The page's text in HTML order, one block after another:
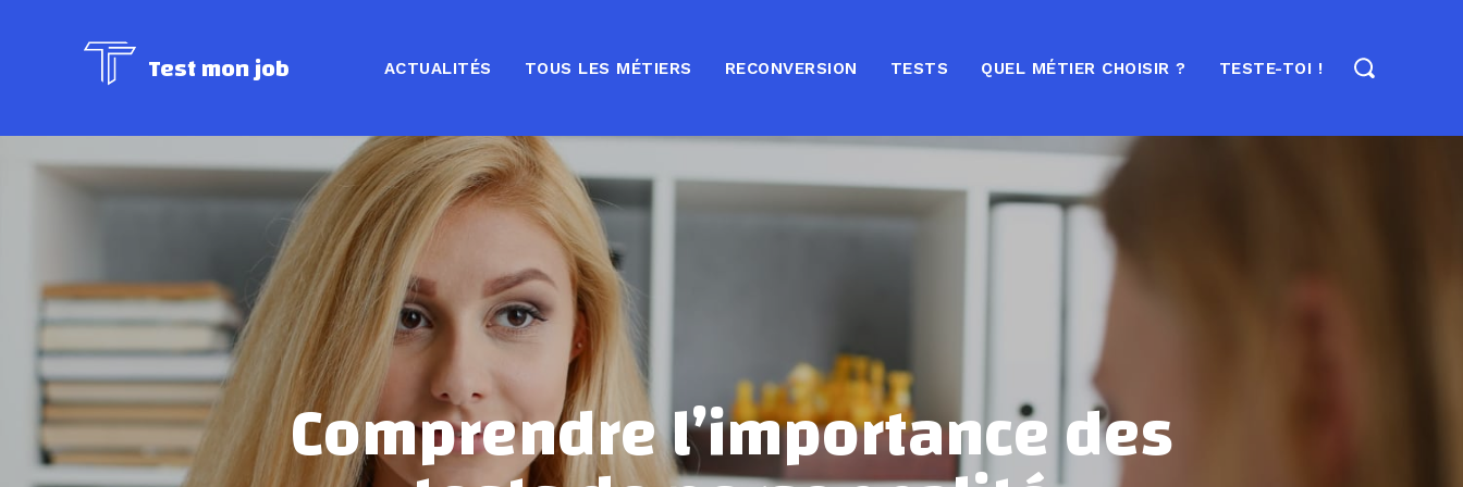
Test mon job ACTUALITÉS TOUS LES MÉTIERS RECONVERSION TESTS QUEL MÉTIER CHOISIR ? TESTE-TOI !
Comprendre l’importance des